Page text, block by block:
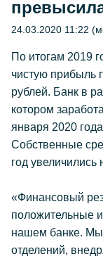
24.03.2020 11:22
По итогам 2019
чистую прибыль
рублей. Банк в
котором
января 2020
Собственные
год
«Финансовый
положительные
нашем банке. Мы
отделений,